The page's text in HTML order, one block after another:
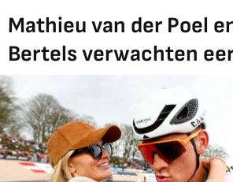
Mathieu van der Poel
Bertels verwachten